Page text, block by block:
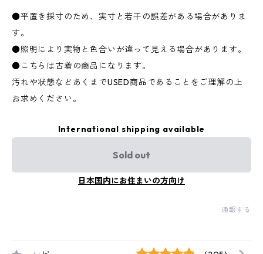
●平置き採寸のため、実寸と若干の誤差がある場合がありま
す。
●照明により実物と色合いが違って見える場合があります。
●こちらは古着の商品になります。
汚れや状態などあくまでUSED商品であることをご理解の上
お求めください。
International shipping available
Sold out
日本国内にお住まいの方向け
通報する